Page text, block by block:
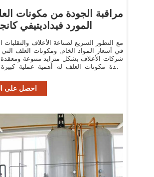
مراقبة الجودة من مكونات
المورد فيداديتيفي
مع التطور السريع لصناعة الأعلاف والتقلبات
في أسعار المواد الخام, ومكونات العلف التي
شركات الأعلاف بشكل متزايد متنوعة
جودة مكونات العلف له أهمية عملية
احصل على